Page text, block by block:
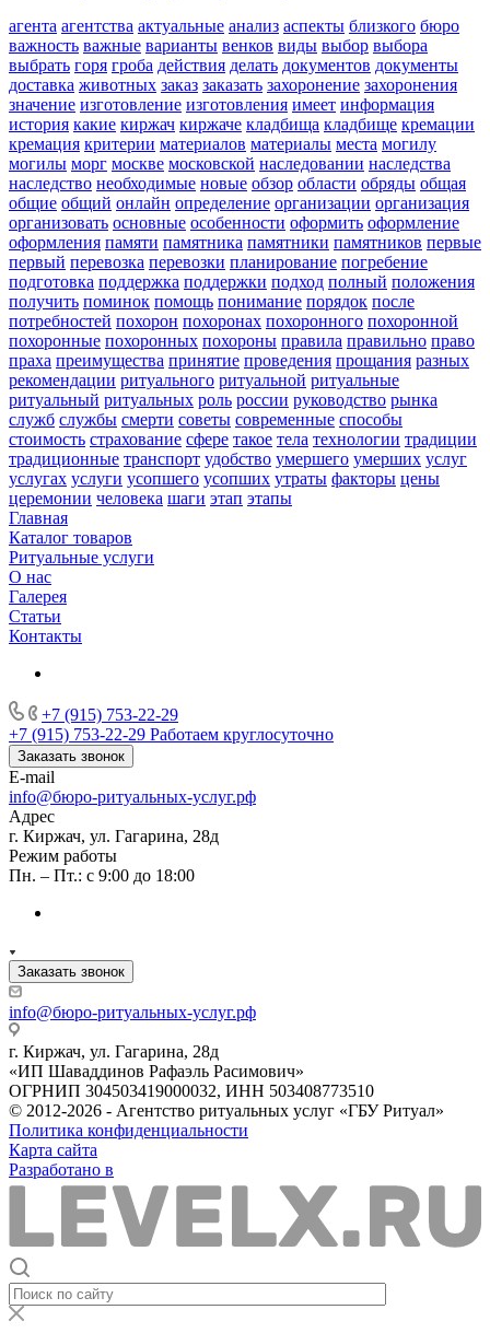
агента агентства актуальные анализ аспекты близкого бюро
важность важные варианты венков виды выбор выбора
выбрать горя гроба действия делать документов документы
доставка животных заказ заказать захоронение захоронения
значение изготовление изготовления имеет информация
история какие киржач киржаче кладбища кладбище кремации
кремация критерии материалов материалы места могилу
могилы морг москве московской наследовании наследства
наследство необходимые новые обзор области обряды общая
общие общий онлайн определение организации организация
организовать основные особенности оформить оформление
оформления памяти памятника памятники памятников первые
первый перевозка перевозки планирование погребение
подготовка поддержка поддержки подход полный положения
получить поминок помощь понимание порядок после
потребностей похорон похоронах похоронного похоронной
похоронные похоронных похороны правила правильно право
праха преимущества принятие проведения прощания разных
рекомендации ритуального ритуальной ритуальные
ритуальный ритуальных роль россии руководство рынка
служб службы смерти советы современные способы
стоимость страхование сфере такое тела технологии традиции
традиционные транспорт удобство умершего умерших услуг
услугах услуги усопшего усопших утраты факторы цены
церемонии человека шаги этап этапы
Главная
Каталог товаров
Ритуальные услуги
О нас
Галерея
Статьи
Контакты
+7 (915) 753-22-29
+7 (915) 753-22-29 Работаем круглосуточно
Заказать звонок
E-mail
info@бюро-ритуальных-услуг.рф
Адрес
г. Киржач, ул. Гагарина, 28д
Режим работы
Пн. – Пт.: с 9:00 до 18:00
Заказать звонок
info@бюро-ритуальных-услуг.рф
г. Киржач, ул. Гагарина, 28д
«ИП Шаваддинов Рафаэль Расимович»
ОГРНИП 304503419000032, ИНН 503408773510
© 2012-2026 - Агентство ритуальных услуг «ГБУ Ритуал»
Политика конфиденциальности
Карта сайта
Разработано в